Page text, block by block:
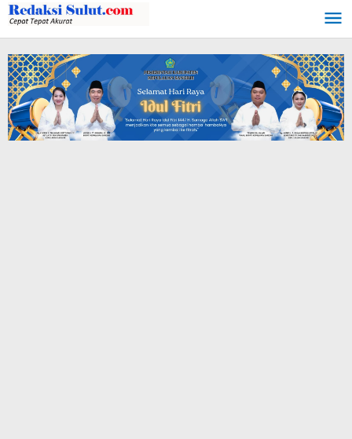
Lewati
ke
konten